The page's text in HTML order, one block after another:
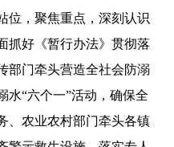
位，聚焦重点，深刻认识
抓好《暂行办法》贯彻落
部门牵头营造全社会防溺
水“六个一”活动，确保全
、农业农村部门牵头各镇